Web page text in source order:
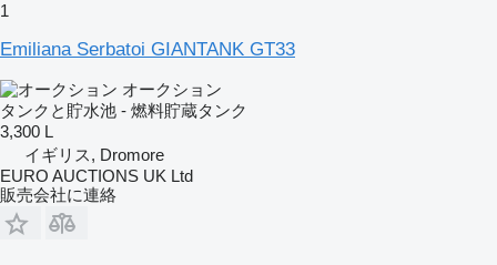
1
Emiliana Serbatoi GIANTANK GT33
オークション
タンクと貯水池 - 燃料貯蔵タンク
3,300 L
イギリス, Dromore
EURO AUCTIONS UK Ltd
販売会社に連絡